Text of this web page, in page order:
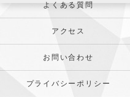
よくある質問
アクセス
お問い合わせ
プライバシーポリシー